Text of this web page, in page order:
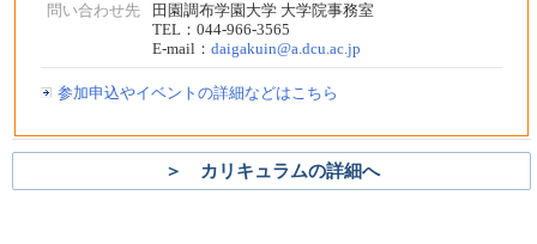
問い合わせ先
田園調布学園大学 大学院事務室
TEL：044-966-3565
E-mail： daigakuin@a.dcu.ac.jp
参加申込やイベントの詳細などはこちら
＞ カリキュラムの詳細へ